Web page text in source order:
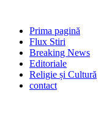
Prima pagină
Flux Stiri
Breaking News
Editoriale
Religie și Cultură
contact